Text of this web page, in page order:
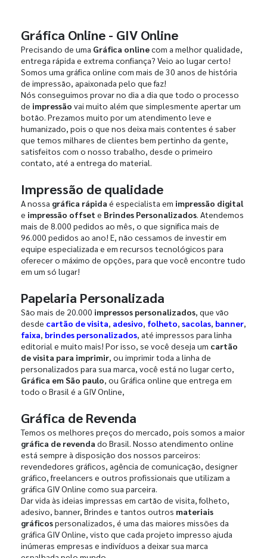
Gráfica Online - GIV Online
Precisando de uma Gráfica onlinecom a melhor qualidade,
entrega rápida e extrema confiança? Veio ao lugar certo!
Somos uma gráfica online com mais de 30 anos de história
de impressão, apaixonada pelo que faz!
Nós conseguimos provar no dia a dia que todo o processo
de impressão vai muito além que simplesmente apertar um
botão. Prezamos muito por um atendimento leve e
humanizado, pois o que nos deixa mais contentes é saber
que temos milhares de clientes bem pertinho da gente,
satisfeitos com o nosso trabalho, desde o primeiro
contato, até a entrega do material.
Impressão de qualidade
A nossa gráfica rápida é especialista em impressão digital
e impressão offset e Brindes Personalizados. Atendemos
mais de 8.000 pedidos ao mês, o que significa mais de
96.000 pedidos ao ano! E, não cessamos de investir em
equipe especializada e em recursos tecnológicos para
oferecer o máximo de opções, para que você encontre tudo
em um só lugar!
Papelaria Personalizada
São mais de 20.000 impressos personalizados, que vão
desde cartão de visita, adesivo, folheto, sacolas, banner,
faixa, brindes personalizados, até impressos para linha
editorial e muito mais! Por isso, se você deseja um cartão
de visita para imprimir, ou imprimir toda a linha de
personalizados para sua marca, você está no lugar certo,
Gráfica em São paulo, ou Gráfica online que entrega em
todo o Brasil é a GIV Online,
Gráfica de Revenda
Temos os melhores preços do mercado, pois somos a maior
gráfica de revenda do Brasil. Nosso atendimento online
está sempre à disposição dos nossos parceiros:
revendedores gráficos, agência de comunicação, designer
gráfico, freelancers e outros profissionais que utilizam a
gráfica GIV Online como sua parceira.
Dar vida às ideias impressas em cartão de visita, folheto,
adesivo, banner, Brindes e tantos outros materiais
gráficospersonalizados, é uma das maiores missões da
gráfica GIV Online, visto que cada projeto impresso ajuda
inúmeras empresas e indivíduos a deixar sua marca